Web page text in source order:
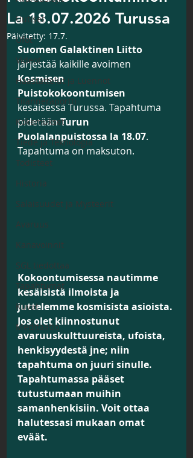
Uutiset
Ufot
Videot
Haastattelut ja Luennot
Tilanneraportti
Kokemukset
Tiede ja Teknologia
Todisteet
Historia
Salaisuudet ja Mysteerit
Avaruus
Kanavoinnit
SGL tiedottaa
Tapahtumat
Kuvat
Meditaatio
La 18.07.2026 Turussa
Päivitetty: 17.7.
Suomen Galaktinen Liitto
järjestää kaikille avoimen
Kosmisen
Puistokokoontumisen
kesäisessä Turussa. Tapahtuma
pidetään Turun
Puolalanpuistossa la 18.07.
Tapahtuma on maksuton.
Kokoontumisessa nautimme
kesäisistä ilmoista ja
juttelemme kosmisista asioista.
Jos olet kiinnostunut
avaruuskulttuureista, ufoista,
henkisyydestä jne; niin
tapahtuma on juuri sinulle.
Tapahtumassa pääset
tutustumaan muihin
samanhenkisiin. Voit ottaa
halutessasi mukaan omat
eväät.